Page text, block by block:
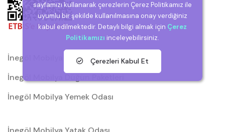
İnegöl Mobilya
İnegöl Mobilya Düğün Paketleri
İnegöl Mobilya Yemek Odası
sayfamızı kullanarak çerezlerin Çerez Politikamız ile
uyumlu bir şekilde kullanılmasına onay verdiğiniz
kabul edilmektedir. Detaylı bilgi almak için Çerez
Politikamızı inceleyebilirsiniz.
Çerezleri Kabul Et